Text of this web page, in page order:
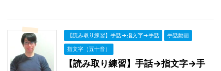
【読み取り練習】手話→指文字→手話
手話動画
指文字（五十音）
【読み取り練習】手話→指文字→手